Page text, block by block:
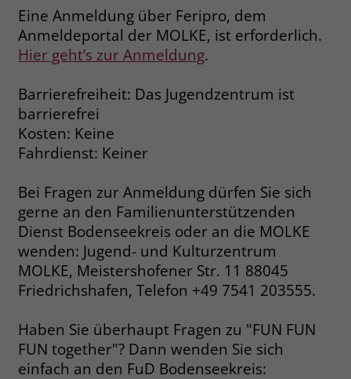
Eine Anmeldung über Feripro, dem
Anmeldeportal der MOLKE, ist erforderlich.
Hier geht’s zur Anmeldung.
Barrierefreiheit: Das Jugendzentrum ist
barrierefrei
Kosten: Keine
Fahrdienst: Keiner
Bei Fragen zur Anmeldung dürfen Sie sich
gerne an den Familienunterstützenden
Dienst Bodenseekreis oder an die MOLKE
wenden: Jugend- und Kulturzentrum
MOLKE, Meistershofener Str. 11 88045
Friedrichshafen, Telefon +49 7541 203555.
Haben Sie überhaupt Fragen zu "FUN FUN
FUN together"? Dann wenden Sie sich
einfach an den FuD Bodenseekreis:
Anzeige zugewiesen werden können.
Name _fbp
Anbieter Facebook
Laufzeit
Der Zweck von _fbp ist vollständig auf
von Facebook zurückzuführen. Dieses
Cookie ist ein Erstanbieter-Cookie, d. h.
Facebook platziert es, während ein
Verbraucher auf Facebook ist. Dieses
Cookie verfolgt die Besuche eines
Nutzers auf verschiedenen Websites
und meldet dieses Verhalten an
gesammelten Daten nutzen, um den
Nutzer besser zu verstehen und
bessere, relevantere Werbung zu